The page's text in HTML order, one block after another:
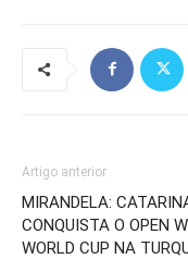
Artigo anterior
MIRANDELA:
CONQUISTA O OPEN
WORLD CUP NA